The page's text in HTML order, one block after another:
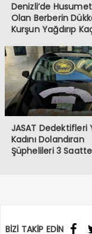
Denizli’de
Olan Berberin
Kurşun Yağdırıp
JASAT Dedektifleri
Kadını Dolandıran
Şüphelileri 3 Saatte
BİZİ TAKİP EDİN